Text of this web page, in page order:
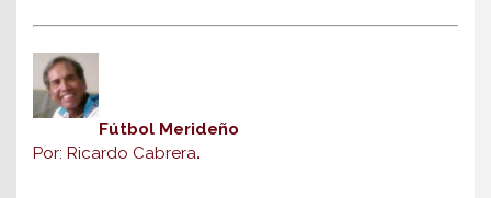
Fútbol Merideño
Por: Ricardo Cabrera.